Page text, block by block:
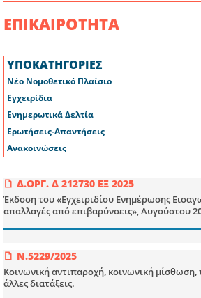
ΕΠΙΚΑΙΡΟΤΗΤΑ
Δ.ΟΡΓ. Δ 212730 ΕΞ 2025
Έκδοση του «Εγχειριδίου Ενημέρωσης
απαλλαγές από επιβαρύνσεις», Αυγούστου
Ν.5229/2025
Κοινωνική αντιπαροχή, κοινωνική μίσθωση,
άλλες διατάξεις.
ΥΠΟΚΑΤΗΓΟΡΙΕΣ
Νέο Νομοθετικό Πλαίσιο
Εγχειρίδια
Ενημερωτικά Δελτία
Ερωτήσεις-Απαντήσεις
Ανακοινώσεις